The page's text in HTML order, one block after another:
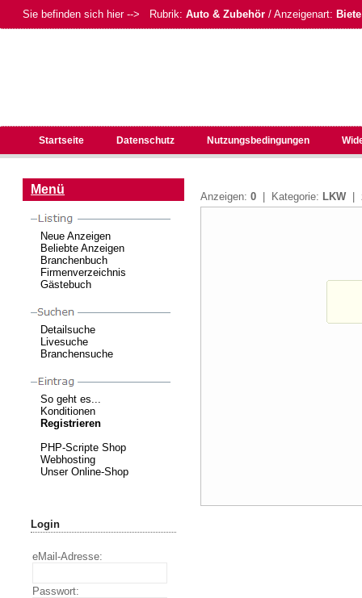
Sie befinden sich hier --> Rubrik: Auto & Zubehör / Anzeigenart: Biete
Startseite Datenschutz Nutzungsbedingungen
Menü
Neue Anzeigen
Beliebte Anzeigen
Branchenbuch
Firmenverzeichnis
Gästebuch
Detailsuche
Livesuche
Branchensuche
So geht es...
Konditionen
Registrieren
PHP-Scripte Shop
Webhosting
Unser Online-Shop
Login
eMail-Adresse:
Passwort:
Anzeigen: 0 | Kategorie: LKW |